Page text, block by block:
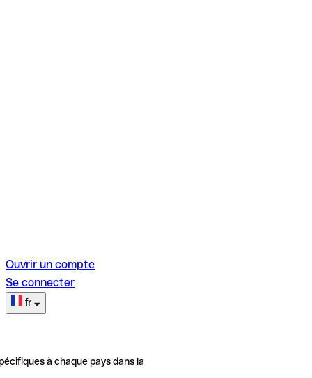
Ouvrir un compte
Se connecter
fr
à chaque pays dans la